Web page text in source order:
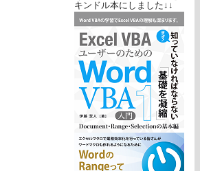
キンドル本にしました↓↓